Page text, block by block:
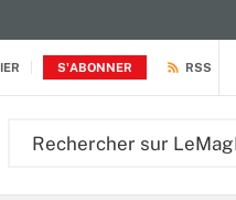
S'ABONNER RSS